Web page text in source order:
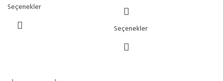
Seçenekler
Seçenekler